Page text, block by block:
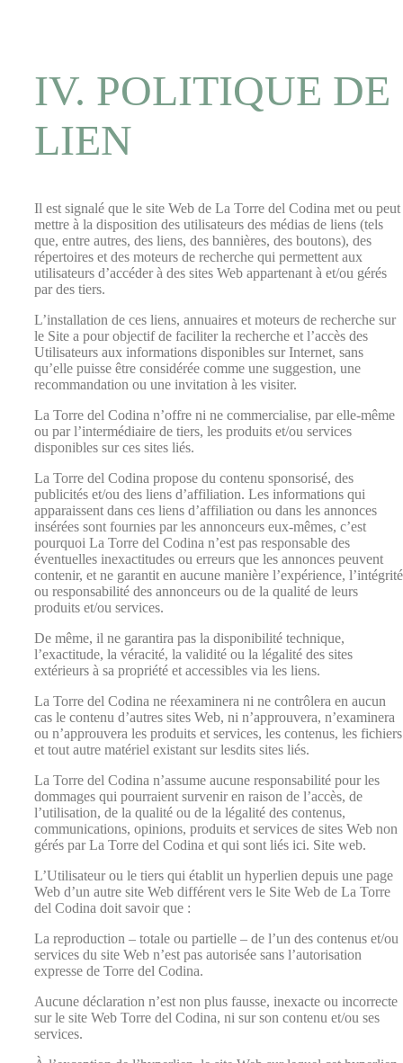
IV. POLITIQUE DE
LIEN
Il est signalé que le site Web de La Torre del Codina met ou peut
mettre à la disposition des utilisateurs des médias de liens (tels
que, entre autres, des liens, des bannières, des boutons), des
répertoires et des moteurs de recherche qui permettent aux
utilisateurs d’accéder à des sites Web appartenant à et/ou gérés
par des tiers.
L’installation de ces liens, annuaires et moteurs de recherche sur
le Site a pour objectif de faciliter la recherche et l’accès des
Utilisateurs aux informations disponibles sur Internet, sans
qu’elle puisse être considérée comme une suggestion, une
recommandation ou une invitation à les visiter.
La Torre del Codina n’offre ni ne commercialise, par elle-même
ou par l’intermédiaire de tiers, les produits et/ou services
disponibles sur ces sites liés.
La Torre del Codina propose du contenu sponsorisé, des
publicités et/ou des liens d’affiliation. Les informations qui
apparaissent dans ces liens d’affiliation ou dans les annonces
insérées sont fournies par les annonceurs eux-mêmes, c’est
pourquoi La Torre del Codina n’est pas responsable des
éventuelles inexactitudes ou erreurs que les annonces peuvent
contenir, et ne garantit en aucune manière l’expérience, l’intégrité
ou responsabilité des annonceurs ou de la qualité de leurs
produits et/ou services.
De même, il ne garantira pas la disponibilité technique,
l’exactitude, la véracité, la validité ou la légalité des sites
extérieurs à sa propriété et accessibles via les liens.
La Torre del Codina ne réexaminera ni ne contrôlera en aucun
cas le contenu d’autres sites Web, ni n’approuvera, n’examinera
ou n’approuvera les produits et services, les contenus, les fichiers
et tout autre matériel existant sur lesdits sites liés.
La Torre del Codina n’assume aucune responsabilité pour les
dommages qui pourraient survenir en raison de l’accès, de
l’utilisation, de la qualité ou de la légalité des contenus,
communications, opinions, produits et services de sites Web non
gérés par La Torre del Codina et qui sont liés ici. Site web.
L’Utilisateur ou le tiers qui établit un hyperlien depuis une page
Web d’un autre site Web différent vers le Site Web de La Torre
del Codina doit savoir que :
La reproduction – totale ou partielle – de l’un des contenus et/ou
services du site Web n’est pas autorisée sans l’autorisation
expresse de Torre del Codina.
Aucune déclaration n’est non plus fausse, inexacte ou incorrecte
sur le site Web Torre del Codina, ni sur son contenu et/ou ses
services.